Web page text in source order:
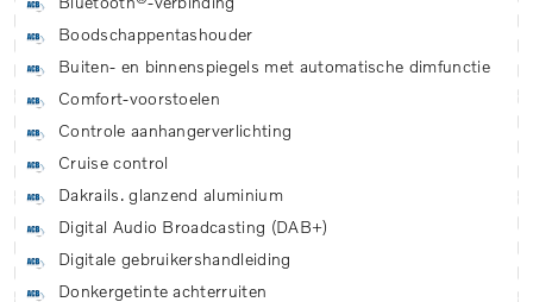
Boodschappentashouder
Buiten- en binnenspiegels met automatische dimfunctie
Comfort-voorstoelen
Controle aanhangerverlichting
Cruise control
Dakrails. glanzend aluminium
Digital Audio Broadcasting (DAB+)
Digitale gebruikershandleiding
Donkergetinte achterruiten